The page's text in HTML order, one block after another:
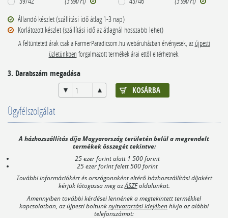
Állandó készlet (szállítási idő átlag 1-3 nap)
Korlátozott készlet (szállítási idő az átlagnál hosszabb lehet)
A feltüntetett árak csak a FarmerParadicsom.hu webáruházban érvényesek, az újpesti
üzletünkben forgalmazott termékek árai ettől eltérhetnek.
3. Darabszám megadása
Ügyfélszolgálat
A házhozszállítás díja Magyarország területén belül a megrendelt
termékek összegét tekintve:
25 ezer forint alatt 1 500 forint
25 ezer forint felett 500 forint
További információkért és országonnként eltérő házhozszállítási díjakért
kérjük látogassa meg azÁSZFoldalunkat.
Amennyiben további kérdései lennének a megtekintett termékkel
kapcsolatban, az újpesti boltunknyitvatartási idejébenhívja az alábbi
telefonszámot: